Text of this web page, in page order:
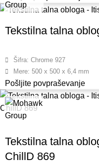
Tekstilna talna
Šifra: Chrome 927
Mere: 500 x 500 x 6,4 mm
Pošljite povpraševanje
Tekstilna talna
ChillD 869